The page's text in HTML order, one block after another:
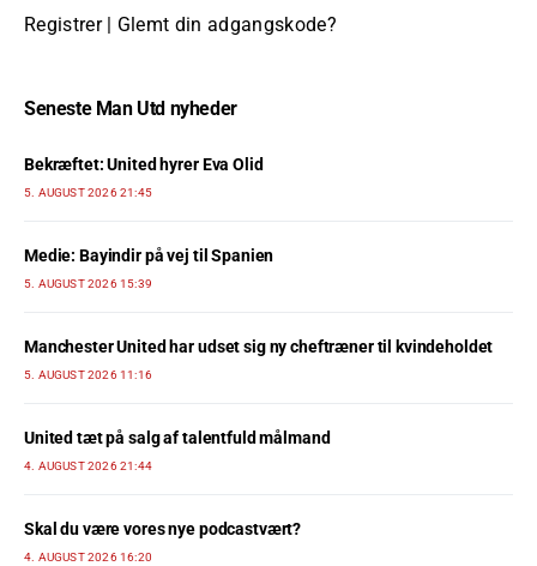
Registrer| Glemt din adgangskode?
Seneste Man Utd nyheder
Bekræftet: United hyrer Eva Olid
5. AUGUST 2026 21:45
Medie: Bayindir på vej til Spanien
5. AUGUST 2026 15:39
Manchester United har udset sig ny cheftræner til kvindeholdet
5. AUGUST 2026 11:16
United tæt på salg af talentfuld målmand
4. AUGUST 2026 21:44
Skal du være vores nye podcastvært?
4. AUGUST 2026 16:20